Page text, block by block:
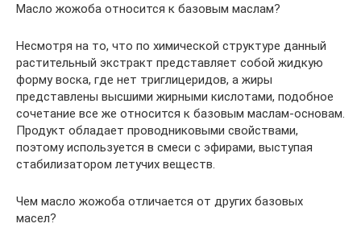
Масло жожоба относится к базовым маслам?
Несмотря на то, что по химической структуре данный
растительный экстракт представляет собой жидкую
форму воска, где нет триглицеридов, а жиры
представлены высшими жирными кислотами, подобное
сочетание все же относится к базовым маслам-основам.
Продукт обладает проводниковыми свойствами,
поэтому используется в смеси с эфирами, выступая
стабилизатором летучих веществ.
Чем масло жожоба отличается от других базовых
масел?